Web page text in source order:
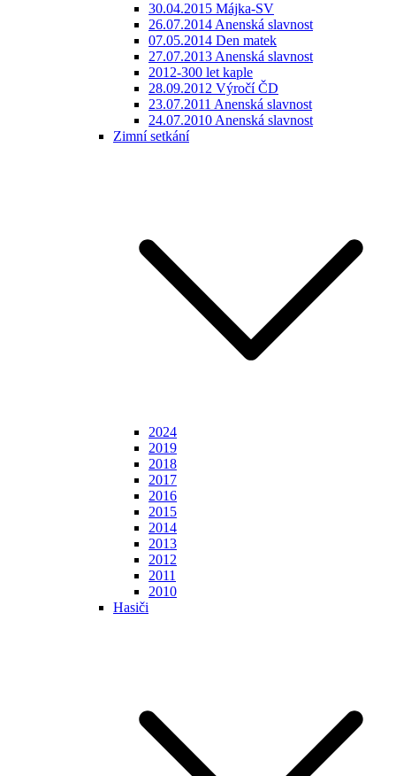
30.04.2015 Májka-SV
26.07.2014 Anenská slavnost
07.05.2014 Den matek
27.07.2013 Anenská slavnost
2012-300 let kaple
28.09.2012 Výročí ČD
23.07.2011 Anenská slavnost
24.07.2010 Anenská slavnost
Zimní setkání
2024
2019
2018
2017
2016
2015
2014
2013
2012
2011
2010
Hasiči